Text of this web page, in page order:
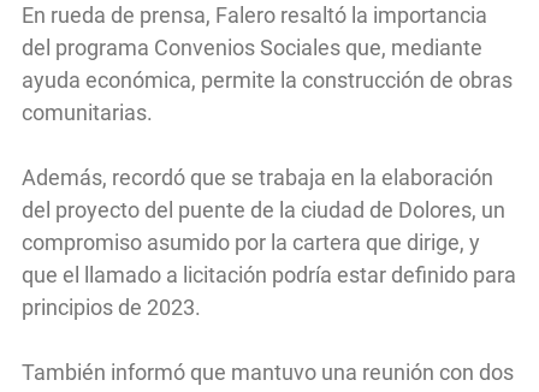
En rueda de prensa, Falero resaltó la importancia
del programa Convenios Sociales que, mediante
ayuda económica, permite la construcción de obras
comunitarias.
Además, recordó que se trabaja en la elaboración
del proyecto del puente de la ciudad de Dolores, un
compromiso asumido por la cartera que dirige, y
que el llamado a licitación podría estar definido para
principios de 2023.
También informó que mantuvo una reunión con dos